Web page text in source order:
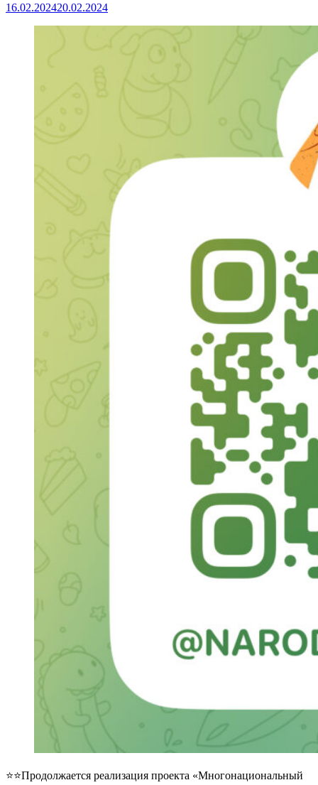
16.02.202420.02.2024
⭐️⭐️Продолжается реализация проекта «Многонациональный